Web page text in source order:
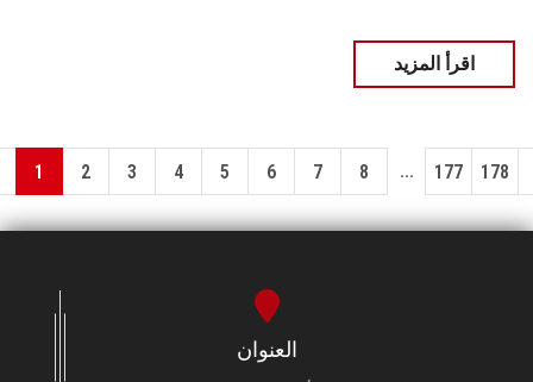
اقرأ المزيد
1 2 3 4 5 6 7 8 ... 177 178
العنوان